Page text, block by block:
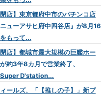
閉店】東京都府中市のパチンコ店
ニューアサヒ府中四谷店』が8月16
もって...
閉店】都城市最大規模の巨艦ホー
約3年8カ月で営業終了、
Super D'station...
ールズ、「【推しの子】」新プ